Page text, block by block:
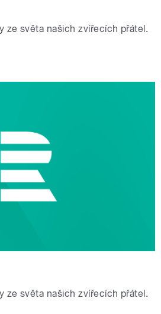
ze světa našich zvířecích přátel.
ze světa našich zvířecích přátel.